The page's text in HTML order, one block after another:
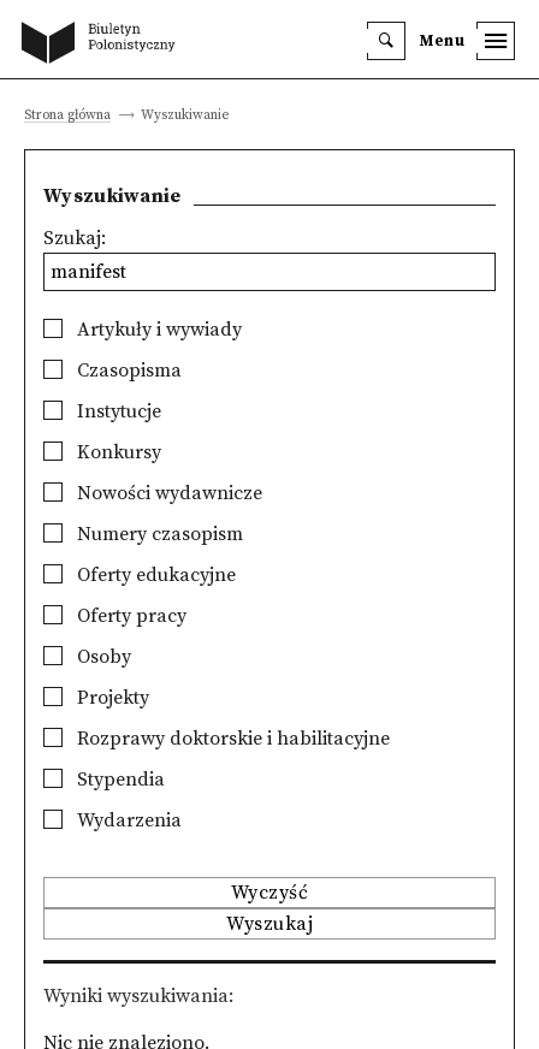
Menu
Strona główna Wyszukiwanie
Wyszukiwanie
Szukaj:
Artykuły i wywiady
Czasopisma
Instytucje
Konkursy
Nowości wydawnicze
Numery czasopism
Oferty edukacyjne
Oferty pracy
Osoby
Projekty
Rozprawy doktorskie i habilitacyjne
Stypendia
Wydarzenia
Wyczyść
Wyszukaj
Wyniki wyszukiwania
Nic nie znaleziono.